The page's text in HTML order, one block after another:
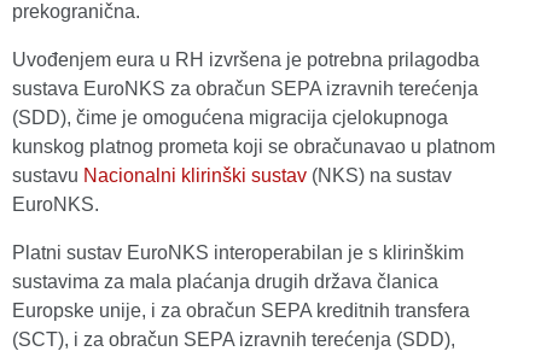
prekogranična.
Uvođenjem eura u RH izvršena je potrebna prilagodba
sustava EuroNKS za obračun SEPA izravnih terećenja
(SDD), čime je omogućena migracija cjelokupnoga
kunskog platnog prometa koji se obračunavao u platnom
sustavu Nacionalni klirinški sustav (NKS) na sustav
EuroNKS.
Platni sustav EuroNKS interoperabilan je s klirinškim
sustavima za mala plaćanja drugih država članica
Europske unije, i za obračun SEPA kreditnih transfera
(SCT), i za obračun SEPA izravnih terećenja (SDD),